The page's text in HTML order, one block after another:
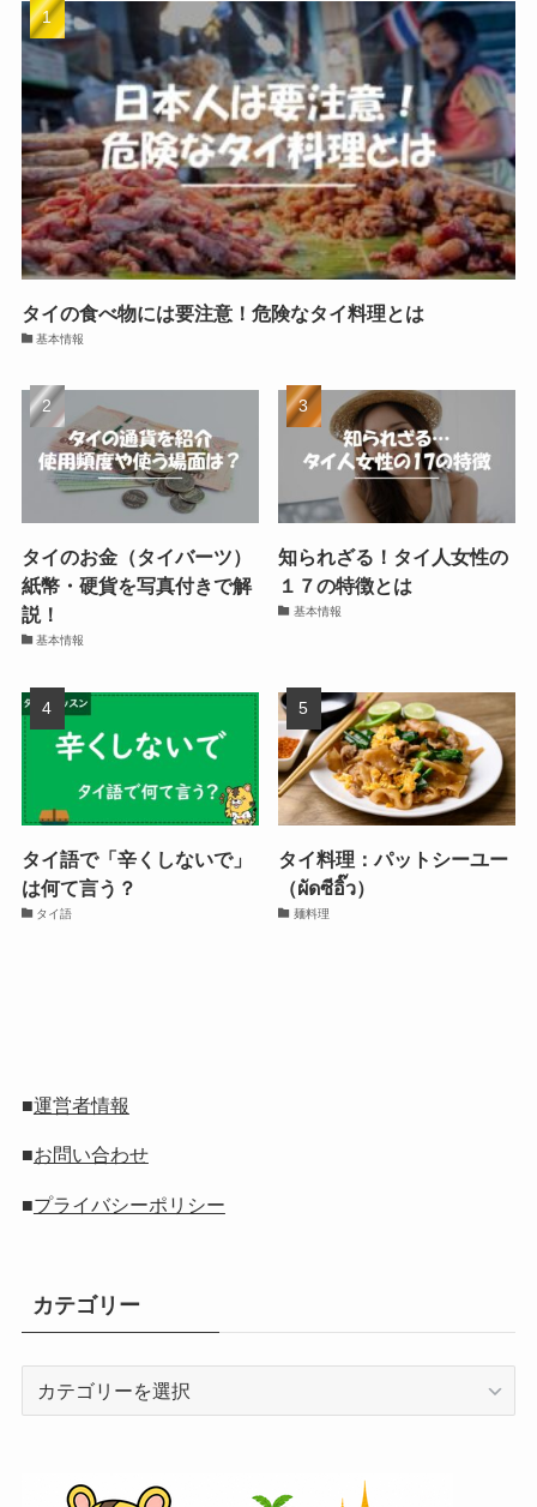
タイの食べ物には要注意！危険なタイ料理とは
基本情報
タイのお金（タイバーツ）
紙幣・硬貨を写真付きで解
説！
基本情報
知られざる！タイ人女性の
１７の特徴とは
基本情報
タイ語で「辛くしないで」
は何て言う？
タイ語
タイ料理：パットシーユー
（ผัดซีอิ๊ว）
麺料理
■運営者情報
■お問い合わせ
■プライバシーポリシー
カテゴリー